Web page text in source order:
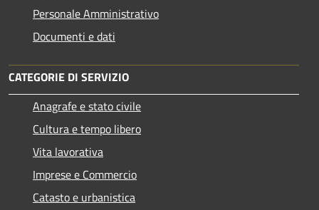
Personale Amministrativo
Documenti e dati
CATEGORIE DI SERVIZIO
Anagrafe e stato civile
Cultura e tempo libero
Vita lavorativa
Imprese e Commercio
Catasto e urbanistica